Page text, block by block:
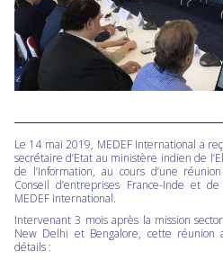
Le 14 mai 2019, MEDEF International a
secrétaire d’Etat au ministère indien de
de l’Information, au cours d’une
Conseil d’entreprises France-Inde et
MEDEF International.
Intervenant 3 mois après la mission
New Delhi et Bengalore, cette réunion
détails :